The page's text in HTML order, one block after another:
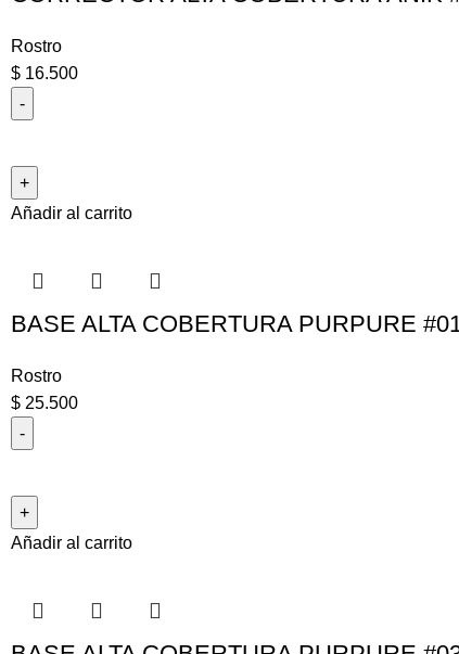
Rostro
$ 16.500
Añadir al carrito
BASE ALTA COBERTURA PURPURE
Rostro
$ 25.500
Añadir al carrito